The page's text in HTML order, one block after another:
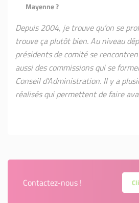
Mayenne ?
Depuis 2004, je trouve qu’on se
trouve ça plutôt bien. Au niveau
présidents de comité se
aussi des commissions qui se
Conseil d'Administration. Il y a
réalisés qui permettent de faire
Contactez-nous !